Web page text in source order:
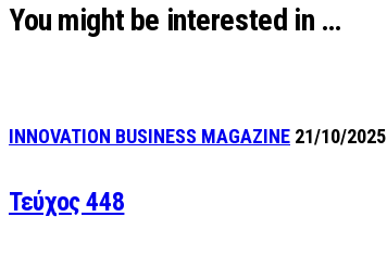
You might be interested in …
INNOVATION BUSINESS MAGAZINE 21/10/2025
Τεύχος 448